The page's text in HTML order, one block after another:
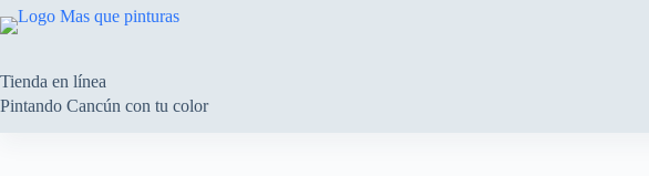
Saltar
al
Tienda en línea
Pintando Cancún con tu color